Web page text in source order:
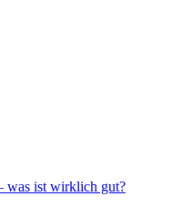
was ist wirklich gut?